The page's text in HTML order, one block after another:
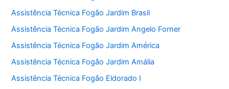
Assistência Técnica Fogão Jardim Brasil
Assistência Técnica Fogão Jardim Angelo Forner
Assistência Técnica Fogão Jardim América
Assistência Técnica Fogão Jardim Amália
Assistência Técnica Fogão Eldorado I